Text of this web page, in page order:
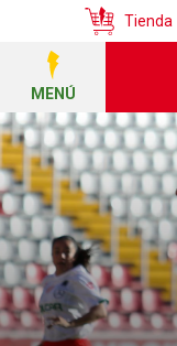
Tienda
MENÚ